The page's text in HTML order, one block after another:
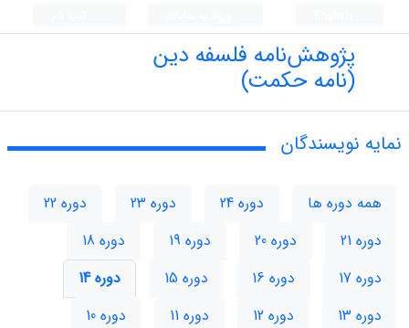
پژوهش‌نامه فلسفه دین
(نامه حکمت)
نمایه نویسندگان
همه دوره ها دوره 24 دوره 23
دوره 22
دوره 21
دوره 20 دوره 19
دوره 18
دوره 17
دوره 16 دوره 15
دوره 14
دوره 13
دوره 12 دوره 11
دوره 10